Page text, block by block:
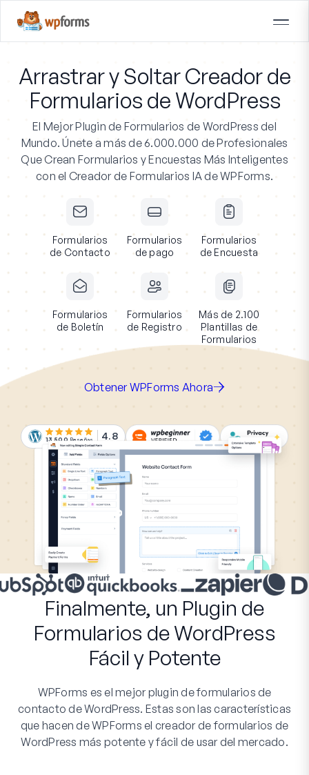
Arrastrar y Soltar Creador de
Formularios de WordPress
El Mejor Plugin de Formularios de WordPress del
Mundo.Únete a más de 6.000.000 de Profesionales
Que Crean Formularios y Encuestas Más Inteligentes
con el Creador de Formularios IA de WPForms.
Formularios
de Contacto
Formularios
de pago
Formularios
de Encuesta
Formularios
de Boletín
Formularios
de Registro
Más de 2.100
Plantillas de
Formularios
Obtener WPForms Ahora
13.500 Reseñas 4.8
Finalmente, un Plugin de
Formularios de WordPress
Fácil y Potente
WPForms es el mejor plugin de formularios de
contacto de WordPress. Estas son las características
que hacen de WPForms el creador de formularios de
WordPress más potente y fácil de usar del mercado.